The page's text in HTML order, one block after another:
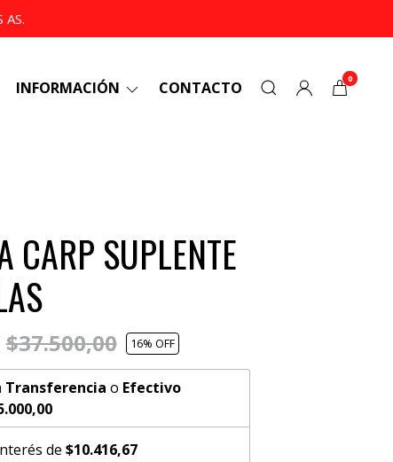
INFORMACIÓN CONTACTO 0
CARP SUPLENTE
$37.500,00 16% OFF
Transferencia o Efectivo
de $10.416,67